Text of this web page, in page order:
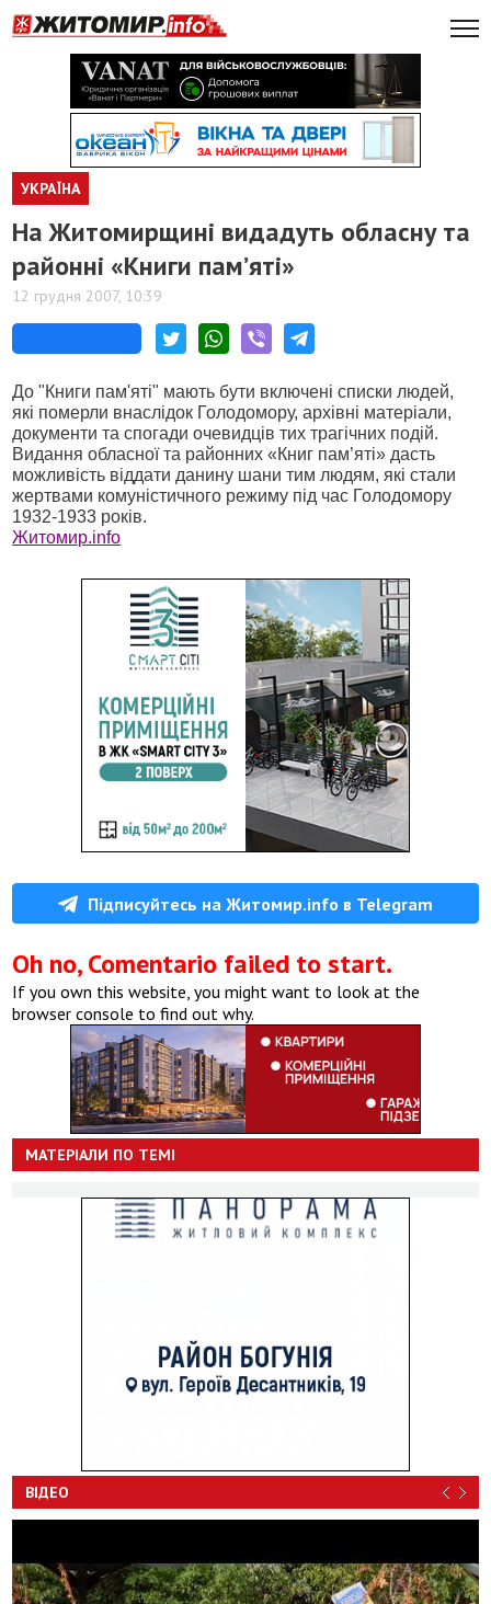
УКРАЇНА
На Житомирщині видадуть обласну та
районні «Книги пам’яті»
12 грудня 2007, 10:39
До "Книги пам'яті" мають бути включені списки людей,
які померли внаслідок Голодомору, архівні матеріали,
документи та спогади очевидців тих трагічних подій.
Видання обласної та районних «Книг пам’яті» дасть
можливість віддати данину шани тим людям, які стали
жертвами комуністичного режиму під час Голодомору
1932-1933 років.
Житомир.info
Підписуйтесь на Житомир.info в Telegram
Oh no, Comentario failed to start.
If you own this website, you might want to look at the
browser console to find out why.
МАТЕРІАЛИ ПО ТЕМІ
ВІДЕО